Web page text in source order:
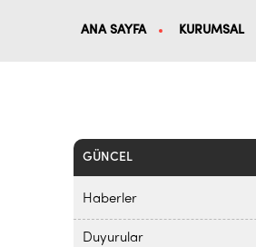
ANA SAYFA KURUMSAL
GÜNCEL
Haberler
Duyurular